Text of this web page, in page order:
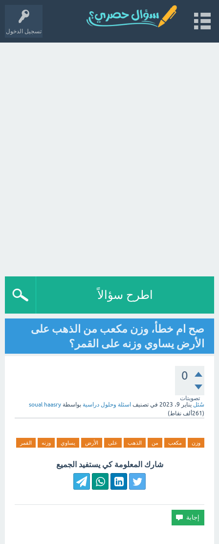
تسجيل الدخول
اطرح سؤالاً
صح ام خطأ، وزن مكعب من الذهب على
الأرض يساوي وزنه على القمر؟
0
تصويتات
سُئل يناير 9، 2023 في تصنيف اسئلة وحلول دراسية بواسطة soual haasry
( 261ألف نقاط)
وزن مكعب من الذهب على الأرض يساوي وزنه القمر
شارك المعلومة كي يستفيد الجميع